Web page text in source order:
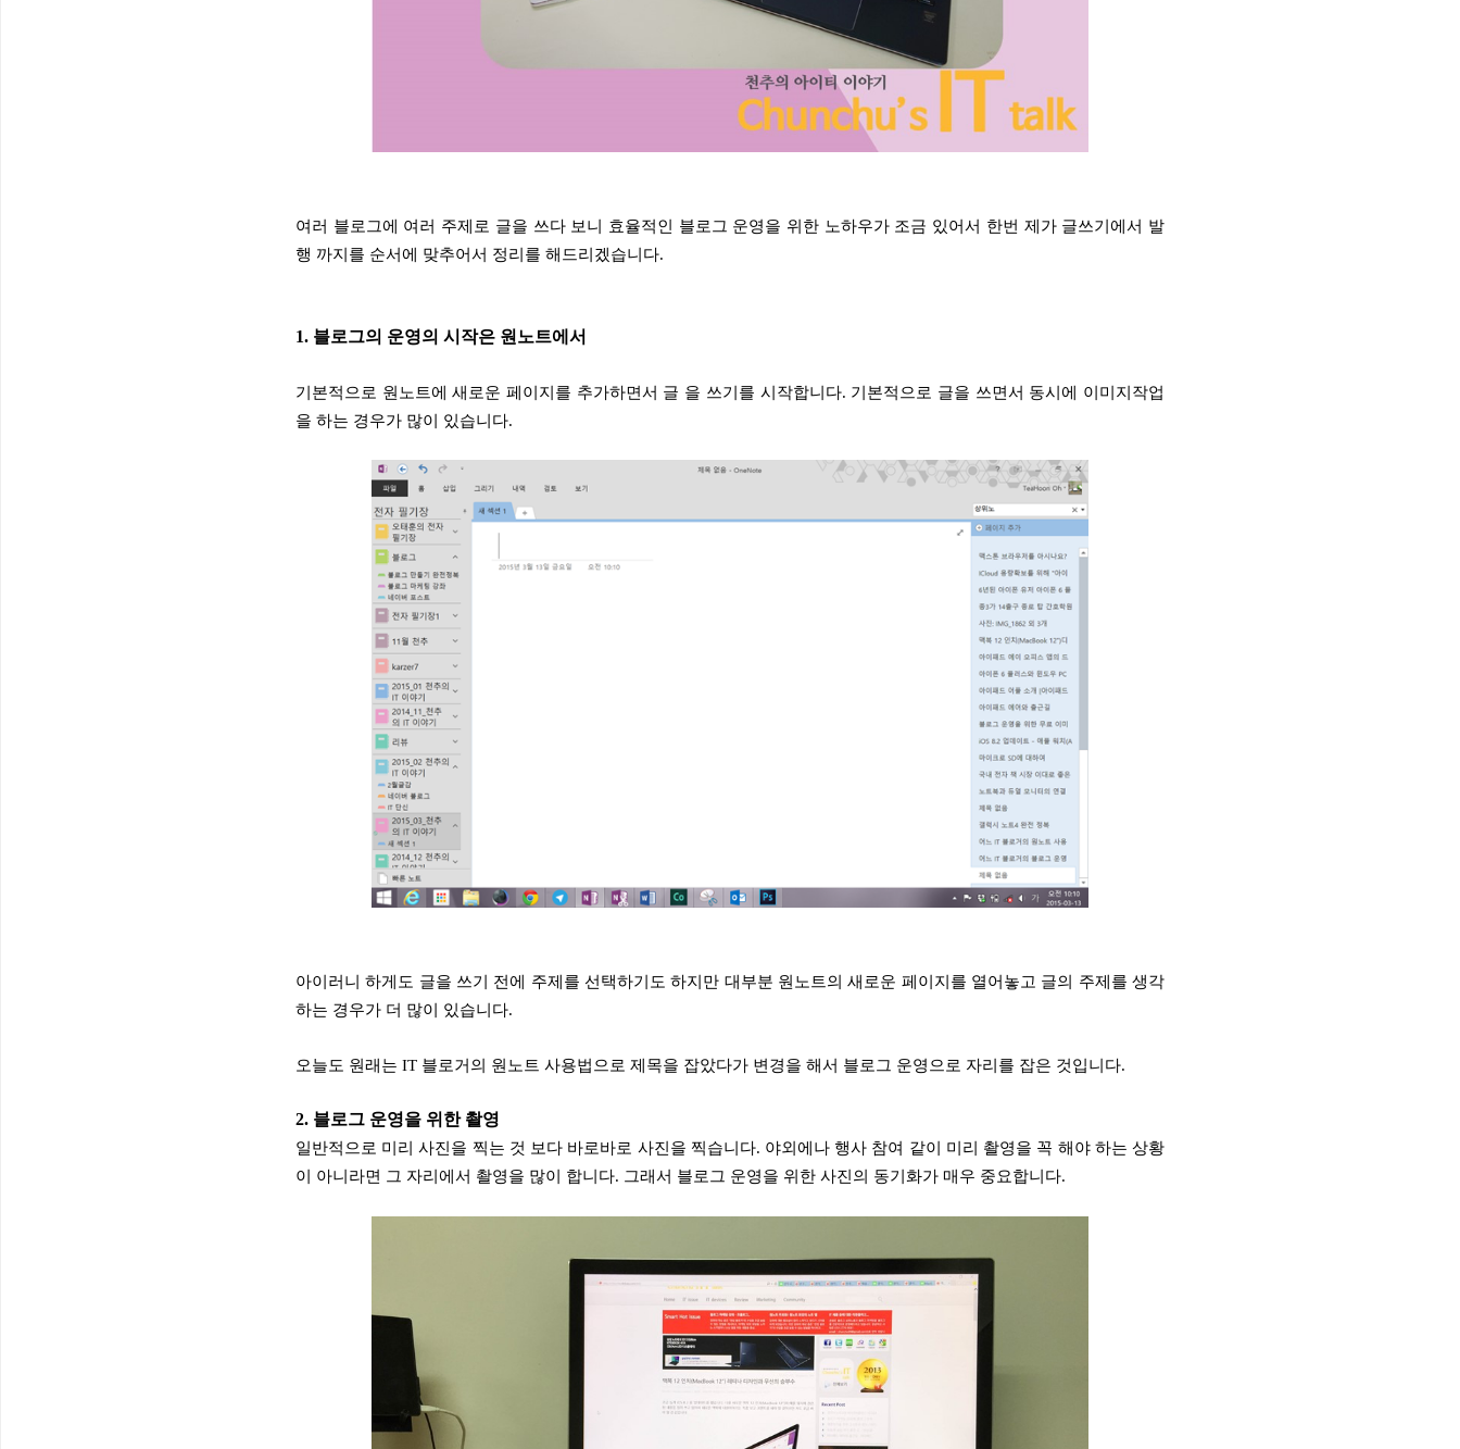
여러 블로그에 여러 주제로 글을 쓰다 보니 효율적인 블로그 운영을 위한 노하우가조금 있어서 한번 제가 글쓰기에서 발
행 까지를 순서에 맞추어서 정리를 해드리겠습니다.
1. 블로그의 운영의 시작은 원노트에서
기본적으로 원노트에 새로운 페이지를 추가하면서 글 을 쓰기를 시작합니다. 기본적으로 글을 쓰면서 동시에 이미지작업
을 하는 경우가 많이 있습니다.
아이러니 하게도 글을 쓰기 전에 주제를 선택하기도 하지만 대부분 원노트의 새로운 페이지를 열어놓고 글의 주제를 생각
하는 경우가 더 많이 있습니다.
오늘도 원래는 IT 블로거의 원노트 사용법으로 제목을 잡았다가 변경을 해서 블로그 운영으로 자리를 잡은 것입니다.
2. 블로그 운영을 위한 촬영
일반적으로 미리 사진을 찍는 것 보다 바로바로 사진을 찍습니다. 야외에나 행사 참여 같이 미리 촬영을 꼭 해야 하는 상황
이 아니라면 그 자리에서 촬영을 많이 합니다. 그래서 블로그 운영을 위한 사진의 동기화가 매우 중요합니다.